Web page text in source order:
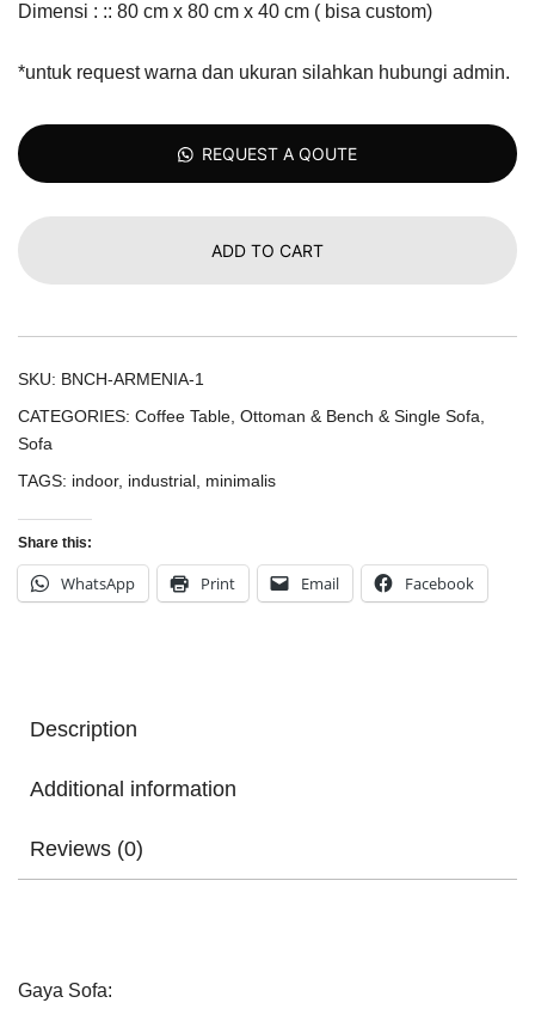
Dimensi : :: 80 cm x 80 cm x 40 cm ( bisa custom)
*untuk request warna dan ukuran silahkan hubungi admin.
REQUEST A QOUTE
ADD TO CART
SKU: BNCH-ARMENIA-1
CATEGORIES: Coffee Table Ottoman & Bench & Single Sofa
Sofa
TAGS: indoor, industrial minimalis
Share this:
WhatsApp Print Email Facebook
Description
Additional information
Reviews (0)
Gaya Sofa: